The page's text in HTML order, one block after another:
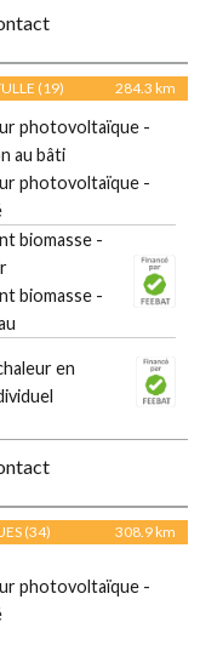
(19) 284.3 km
photovoltaïque -
au bâti
photovoltaïque -
biomasse -
biomasse -
en
(34) 308.9 km
photovoltaïque -